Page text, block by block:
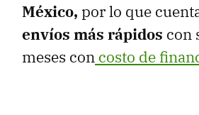
México, por lo que
envíos más rápidos con
meses con costo de